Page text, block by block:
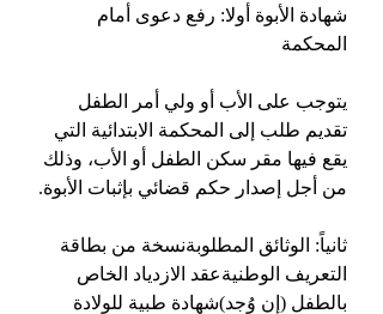
شهادة الأبوة أولا: رفع دعوى أمام
المحكمة
يتوجب على الأب أو ولي أمر الطفل
تقديم طلب إلى المحكمة الابتدائية التي
يقع فيها مقر سكن الطفل أو الأب، وذلك
من أجل إصدار حكم قضائي بإثبات الأبوة.
ثانياً: الوثائق المطلوبةنسخة من بطاقة
التعريف الوطنيةعقد الازدياد الخاص
بالطفل (إن وُجد)شهادة طبية للولادة